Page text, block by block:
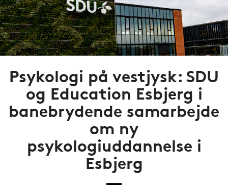
Psykologi på vestjysk: SDU
og Education Esbjerg i
banebrydende samarbejde
om ny
psykologiuddannelse i
Esbjerg